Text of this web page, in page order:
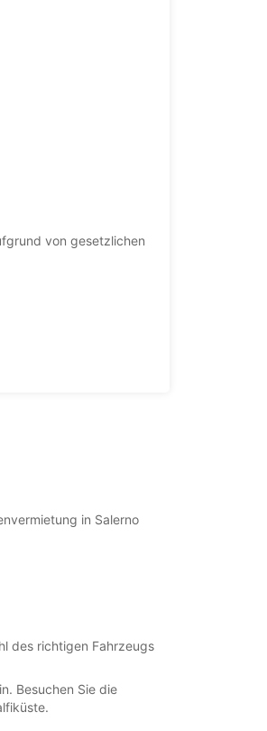
von gesetzlichen
in Salerno
des richtigen Fahrzeugs
Besuchen Sie die